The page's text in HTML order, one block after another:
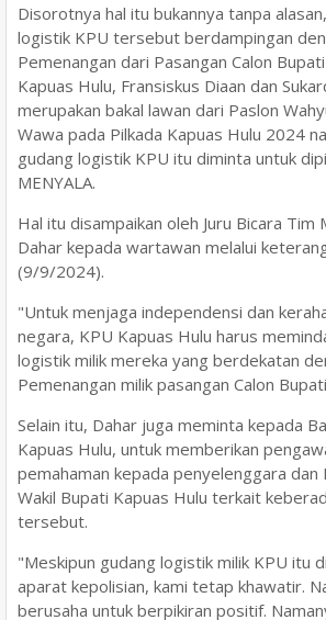
Disorotnya hal itu bukannya tanpa
logistik KPU tersebut berdampingan
Pemenangan dari Pasangan Calon
Kapuas Hulu, Fransiskus Diaan dan
merupakan bakal lawan dari Paslon
Wawa pada Pilkada Kapuas Hulu 2024
gudang logistik KPU itu diminta untuk
MENYALA.
Hal itu disampaikan oleh Juru Bicara Tim
Dahar kepada wartawan melalui
(9/9/2024).
"Untuk menjaga independensi dan
negara, KPU Kapuas Hulu harus
logistik milik mereka yang berdekatan
Pemenangan milik pasangan Calon
Selain itu, Dahar juga meminta kepada
Kapuas Hulu, untuk memberikan
pemahaman kepada penyelenggara dan
Wakil Bupati Kapuas Hulu terkait
tersebut.
"Meskipun gudang logistik milik KPU itu
aparat kepolisian, kami tetap khawatir.
berusaha untuk berpikiran positif.